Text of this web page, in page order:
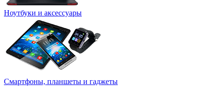
Ноутбуки и аксессуары
Смартфоны, планшеты и гаджеты